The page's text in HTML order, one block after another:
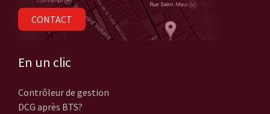
CONTACT
En un clic
Contrôleur de gestion
DCG après BTS?